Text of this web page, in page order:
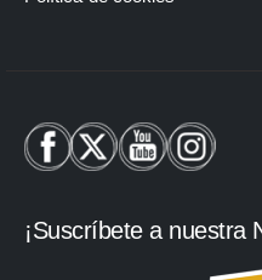
¡Suscríbete a nuestra